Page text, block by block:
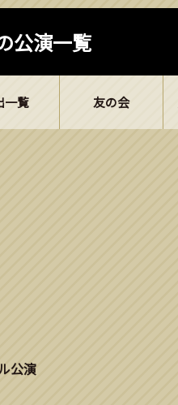
公演一覧
一覧 友の会
公演